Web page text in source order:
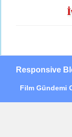
Responsive
Film Gündemi